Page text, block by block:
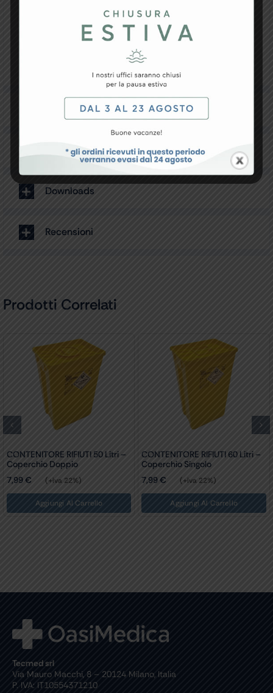
– etichetta personalizzabile per grandi quantitativi
– autoclavabili a 134°C per 18′
– nessuna emissione di gas nocivi in fase di
Specifiche Tecniche
Resi e Garanzia
Downloads
Recensioni
Prodotti Correlati
CONTENITORE RIFIUTI 50 Litri –
Coperchio Doppio
7,99€ (+iva 22%)
Aggiungi Al Carrello
CONTENITORE RIFIUTI 60 Litri –
Coperchio Singolo
7,99€ (+iva 22%)
Aggiungi Al Carrello
Tecmed srl
Via Mauro Macchi, 8 – 20124 Milano, Italia
P. IVA: IT10554371210